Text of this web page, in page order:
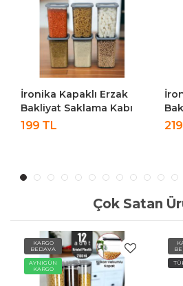
İronika Kapaklı Erzak
Bakliyat Saklama Kabı
Kare Saklama Kutusu
199 TL
Çok Satan
KARGO
BEDAVA
AYNIGÜN
KARGO